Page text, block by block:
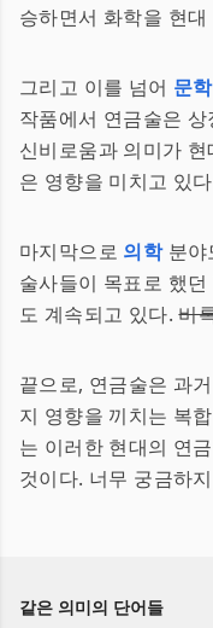
승하면서 화학을 현
그리고 이를 넘어 문학
작품에서 연금술은
신비로움과 의미가
은 영향을 미치고 있
마지막으로 의학분야
술사들이 목표로 했
도 계속되고 있다.비
끝으로, 연금술은 과
지 영향을 끼치는 복
는 이러한 현대의 연
것이다. 너무 궁금하
같은 의미의 단어들